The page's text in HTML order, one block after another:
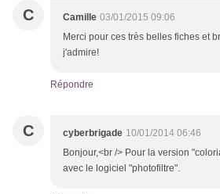
C Camille 03/01/2015 09:06
Merci pour ces très belles fiches et
j'admire!
Répondre
C cyberbrigade 10/01/2014 06:46
Bonjour,<br /> Pour la version
avec le logiciel "photofiltre".